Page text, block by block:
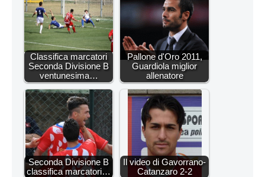
Classifica marcatori
Seconda Divisione B
ventunesima…
Pallone d'Oro 2011,
Guardiola miglior
allenatore
Seconda Divisione B
classifica marcatori…
Il video di Gavorrano-
Catanzaro 2-2